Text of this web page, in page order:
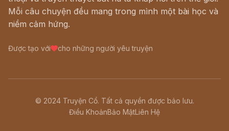
Mỗi câu chuyện đều mang trong mình một bài học và
niềm cảm hứng.
Được tạo với cho những người yêu truyện
© 2024 Truyện Cổ. Tất cả quyền được bảo lưu.
Điều KhoảnBảo MậtLiên Hệ